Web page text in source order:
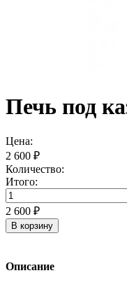
Печь под
Цена:
2 600 ₽
Количество:
Итого:
2 600 ₽
В корзину
Описание